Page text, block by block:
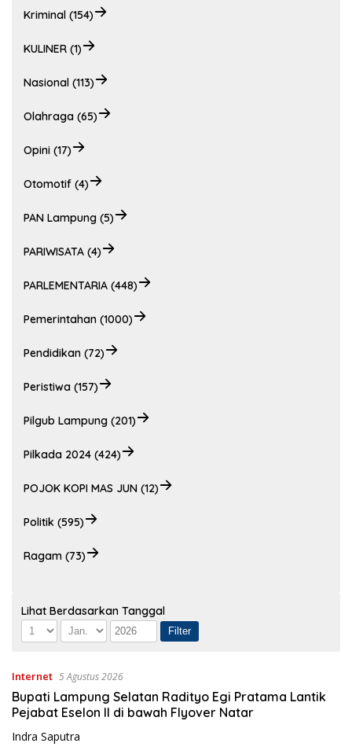
Kriminal (154)
KULINER (1)
Nasional (113)
Olahraga (65)
Opini (17)
Otomotif (4)
PAN Lampung (5)
PARIWISATA (4)
PARLEMENTARIA (448)
Pemerintahan (1000)
Pendidikan (72)
Peristiwa (157)
Pilgub Lampung (201)
Pilkada 2024 (424)
POJOK KOPI MAS JUN (12)
Politik (595)
Ragam (73)
Lihat Berdasarkan Tanggal
Internet 5 Agustus 2026
Bupati Lampung Selatan Radityo Egi Pratama Lantik
Pejabat Eselon II di bawah Flyover Natar
Indra Saputra